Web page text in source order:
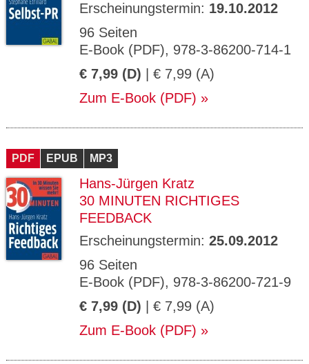
Erscheinungstermin: 19.10.2012
96 Seiten
E-Book (PDF), 978-3-86200-714-1
€ 7,99 (D) | € 7,99 (A)
Zum E-Book (PDF)
PDF EPUB MP3
Hans-Jürgen Kratz
30 MINUTEN RICHTIGES
FEEDBACK
Erscheinungstermin: 25.09.2012
96 Seiten
E-Book (PDF), 978-3-86200-721-9
€ 7,99 (D) | € 7,99 (A)
Zum E-Book (PDF)